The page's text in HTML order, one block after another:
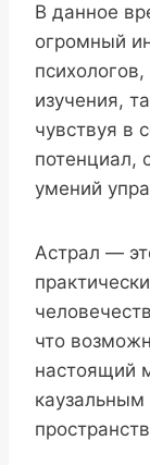
В данное
огромный
изучения,
чувствуя в
потенциал,
умений
Астрал —
что
настоящий